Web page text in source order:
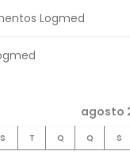
Logmed
agosto
S T Q Q S